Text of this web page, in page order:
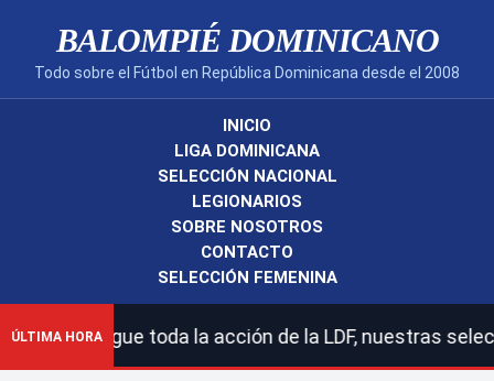
BALOMPIÉ DOMINICANO
Todo sobre el Fútbol en República Dominicana desde el 2008
INICIO
LIGA DOMINICANA
SELECCIÓN NACIONAL
LEGIONARIOS
SOBRE NOSOTROS
CONTACTO
SELECCIÓN FEMENINA
ÚLTIMA HORA
Sigue toda la acción de la LDF, nuestras